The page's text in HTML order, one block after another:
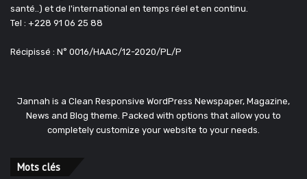
santé..) et de l'international en temps réel et en continu.
Tel : +228 91 06 25 88
Récipissé : N° 0016/HAAC/12-2020/PL/P
Jannah is a Clean Responsive WordPress Newspaper, Magazine,
News and Blog theme. Packed with options that allow you to
completely customize your website to your needs.
Mots clés